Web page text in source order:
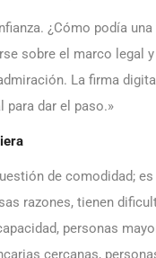
¿Cómo podía
sobre el marco legal
La firma
para dar el paso.»
de comodidad;
razones, tienen
personas
cercanas,